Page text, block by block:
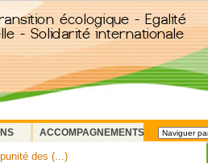
ACCOMPAGNEMENTS
des (...)